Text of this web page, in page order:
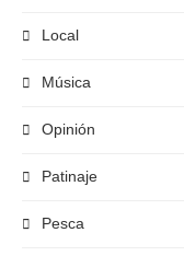
Local
Música
Opinión
Patinaje
Pesca